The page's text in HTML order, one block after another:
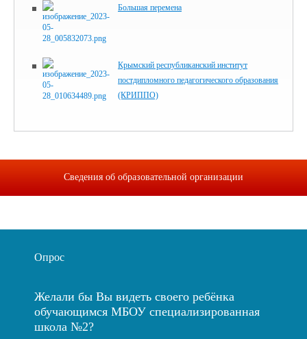
Большая перемена
Крымский республиканский институт
постдипломного педагогического образования
(КРИППО)
Сведения об образовательной организации
Опрос
Желали бы Вы видеть своего ребёнка
обучающимся МБОУ специализированная
школа №2?